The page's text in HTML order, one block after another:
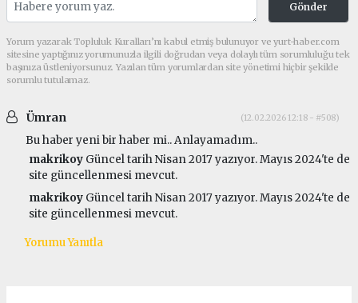
Gönder
Yorum yazarak Topluluk Kuralları’nı kabul etmiş bulunuyor ve yurt-haber.com
sitesine yaptığınız yorumunuzla ilgili doğrudan veya dolaylı tüm sorumluluğu tek
başınıza üstleniyorsunuz. Yazılan tüm yorumlardan site yönetimi hiçbir şekilde
sorumlu tutulamaz.
Ümran (12.02.2026 12:18 - #508)
Bu haber yeni bir haber mi.. Anlayamadım..
makrikoy Güncel tarih Nisan 2017 yazıyor. Mayıs 2024'te de
site güncellenmesi mevcut.
makrikoy Güncel tarih Nisan 2017 yazıyor. Mayıs 2024'te de
site güncellenmesi mevcut.
Yorumu Yanıtla